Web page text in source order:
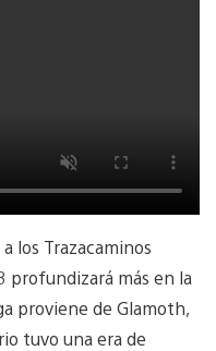
los Trazacaminos
profundizará más en la
proviene de Glamoth,
tuvo una era de